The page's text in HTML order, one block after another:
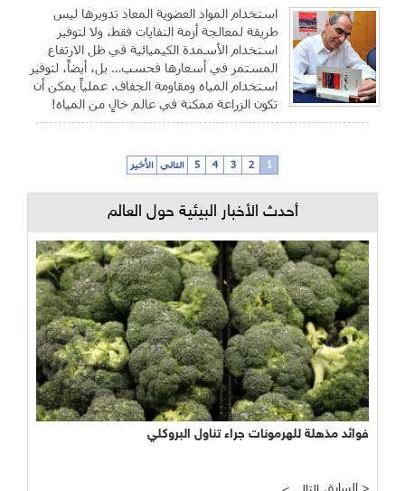
استخدام المواد العضوية المعاد تدويرها ليس
طريقة لمعالجة أزمة النفايات فقط، ولا لتوفير
استخدام الأسمدة الكيميائية في ظل الارتفاع
المستمر في أسعارها فحسب… بل، أيضاً، لتوفير
استخدام المياه ومقاومة الجفاف. عملياً يمكن أن
تكون الزراعة ممكنة في عالم خالٍ من المياه!
1
2
3
4
5 التالي الأخير
أحدث الأخبار البيئية حول العالم
فوائد مذهلة للهرمونات جراء تناول البروكلي